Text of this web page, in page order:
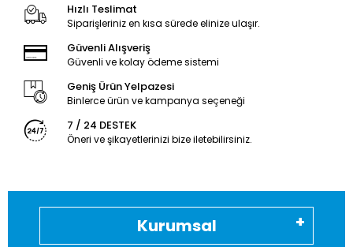
Hızlı Teslimat
Siparişleriniz en kısa sürede elinize ulaşır.
Güvenli Alışveriş
Güvenli ve kolay ödeme sistemi
Geniş Ürün Yelpazesi
Binlerce ürün ve kampanya seçeneği
7 / 24 DESTEK
Öneri ve şikayetlerinizi bize iletebilirsiniz.
Kurumsal